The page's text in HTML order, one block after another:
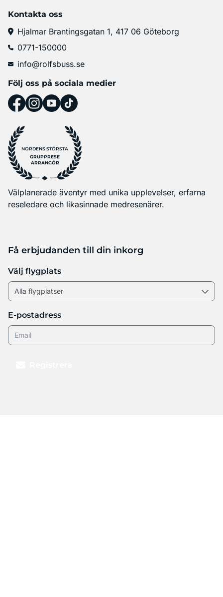
Kontakta oss
Hjalmar Brantingsgatan 1, 417 06 Göteborg
0771-150000
info@rolfsbuss.se
Följ oss på sociala medier
NORDENS STÖRSTA
GRUPPRESE
ARRANGÖR
Välplanerade äventyr med unika upplevelser, erfarna
reseledare och likasinnade medresenärer.
Få erbjudanden till din inkorg
Välj flygplats
E-postadress